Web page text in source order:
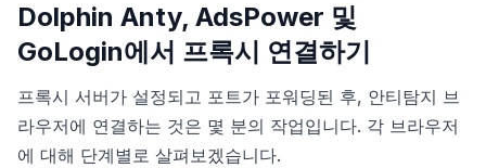
Dolphin Anty, AdsPower 및
GoLogin에서 프록시 연결하기
프록시 서버가 설정되고 포트가 포워딩된 후, 안티탐지 브
라우저에 연결하는 것은 몇 분의 작업입니다. 각 브라우저
에 대해 단계별로 살펴보겠습니다.